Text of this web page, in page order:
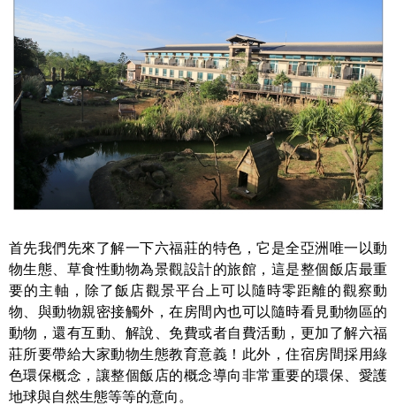
首先我們先來了解一下六福莊的特色，它是全亞洲唯一以動
物生態、草食性動物為景觀設計的旅館，這是整個飯店最重
要的主軸，除了飯店觀景平台上可以隨時零距離的觀察動
物、與動物親密接觸外，在房間內也可以隨時看見動物區的
動物，還有互動、解說、免費或者自費活動，更加了解六福
莊所要帶給大家動物生態教育意義！此外，住宿房間採用綠
色環保概念，讓整個飯店的概念導向非常重要的環保、愛護
地球與自然生態等等的意向。